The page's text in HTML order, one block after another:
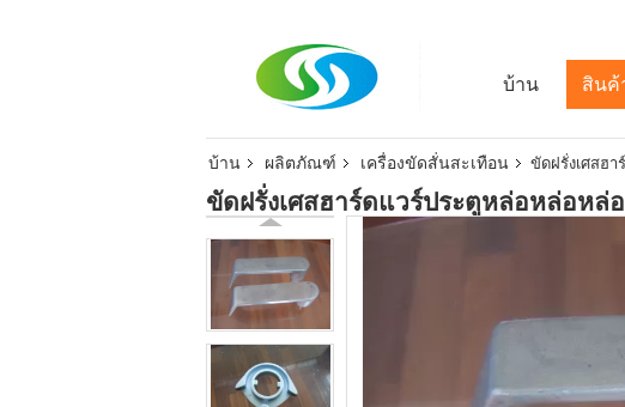
บ้าน สินค้
บ้าน ผลิตภัณฑ์ เครื่องขัดสั่นสะเทือน ขัดฝรั่งเศสฮ
ขัดฝรั่งเศสฮาร์ดแวร์ประตูหล่อหล่อหล่